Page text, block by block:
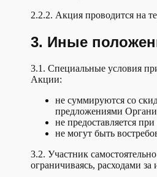
2.2.2. Акция проводится на
3. Иные
3.1. Специальные условия
Акции:
не суммируются со
предложениями
не предоставляется
не могут быть
3.2. Участник
ограничиваясь, расходами за